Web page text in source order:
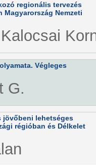
regionális tervezés
Nemzeti
Végleges
G.
jövőbeni lehetséges
régióban és Délkelet